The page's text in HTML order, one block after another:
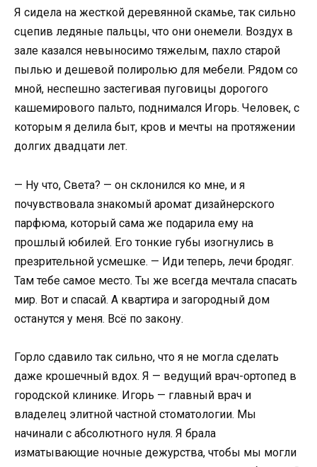
Я сидела на жесткой деревянной скамье, так сильно
сцепив ледяные пальцы, что они онемели. Воздух в
зале казался невыносимо тяжелым, пахло старой
пылью и дешевой полиролью для мебели. Рядом со
мной, неспешно застегивая пуговицы дорогого
кашемирового пальто, поднимался Игорь. Человек, с
которым я делила быт, кров и мечты на протяжении
долгих двадцати лет.
— Ну что, Света? — он склонился ко мне, и я
почувствовала знакомый аромат дизайнерского
парфюма, который сама же подарила ему на
прошлый юбилей. Его тонкие губы изогнулись в
презрительной усмешке. — Иди теперь, лечи бродяг.
Там тебе самое место. Ты же всегда мечтала спасать
мир. Вот и спасай. А квартира и загородный дом
останутся у меня. Всё по закону.
Горло сдавило так сильно, что я не могла сделать
даже крошечный вдох. Я — ведущий врач-ортопед в
городской клинике. Игорь — главный врач и
владелец элитной частной стоматологии. Мы
начинали с абсолютного нуля. Я брала
изматывающие ночные дежурства, чтобы мы могли